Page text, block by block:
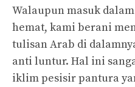
Walaupun masuk
hemat, kami berani
tulisan Arab di
anti luntur. Hal ini
iklim pesisir pantura